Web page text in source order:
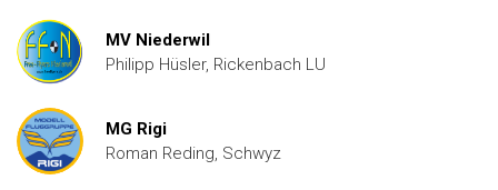
MV Niederwil
Philipp Hüsler, Rickenbach LU
MG Rigi
Roman Reding, Schwyz